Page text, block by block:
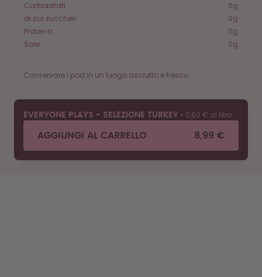
Carboidrati
0g
di cui zuccheri
0g
Proteina
0g
Sale
0g
Conservare i pod in un luogo asciutto e fresco.
EVERYONE PLAYS - SELEZIONE TURKEY • 0,60 € al litro
AGGIUNGI AL CARRELLO 8,99 €